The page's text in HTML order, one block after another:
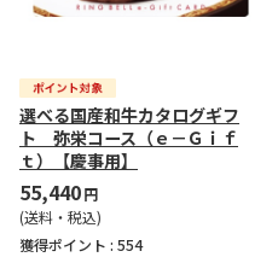
選べる国産和牛カタログギフ
ト 弥栄コース（ｅ－Ｇｉｆ
ｔ）【慶事用】
55,440円
(送料・税込)
獲得ポイント : 554